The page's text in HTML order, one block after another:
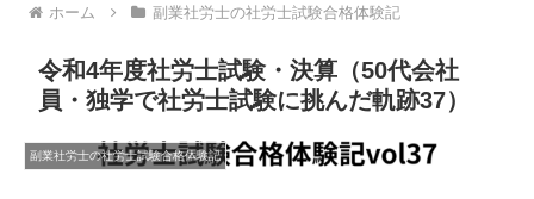
ホーム 副業社労士の社労士試験合格体験記
令和4年度社労士試験・決算（50代会社
員・独学で社労士試験に挑んだ軌跡37）
副業社労士の社労士試験合格体験記